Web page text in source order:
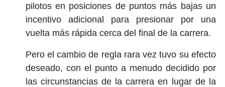
pilotos en posiciones de puntos más bajas un
incentivo adicional para presionar por una
vuelta más rápida cerca del final de la carrera.
Pero el cambio de regla rara vez tuvo su efecto
deseado, con el punto a menudo decidido por
las circunstancias de la carrera en lugar de la